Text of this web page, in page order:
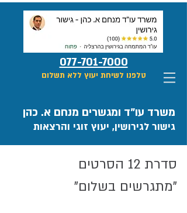
077-701-7000
טלפנו לשיחת יעוץ ללא תשלום
משרד עו"ד ומגשרים מנחם א. כהן
גישור לגירושין, יעוץ זוגי והרצאות
סדרת 12 הסרטים
"מתגרשים בשלום"